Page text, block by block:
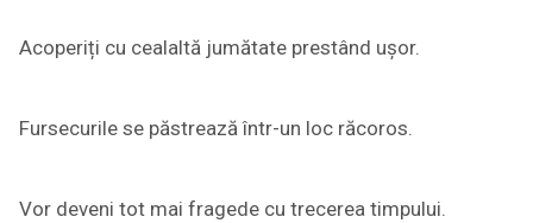
Acoperiți cu cealaltă jumătate prestând ușor.
Fursecurile se păstrează într-un loc răcoros.
Vor deveni tot mai fragede cu trecerea timpului.